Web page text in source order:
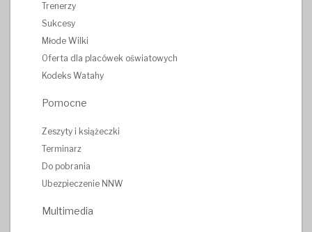
Trenerzy
Sukcesy
Młode Wilki
Oferta dla placówek oświatowych
Kodeks Watahy
Pomocne
Zeszyty i książeczki
Terminarz
Do pobrania
Ubezpieczenie NNW
Multimedia